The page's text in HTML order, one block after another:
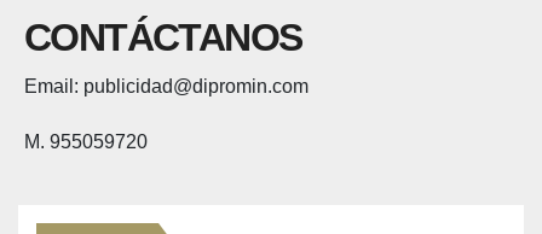
CONTÁCTANOS
Email: publicidad@dipromin.com
M. 955059720